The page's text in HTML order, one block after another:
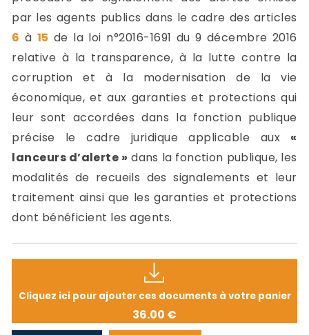
par les agents publics dans le cadre des articles
6 à 15 de la loi n°2016-1691 du 9 décembre 2016
relative à la transparence, à la lutte contre la
corruption et à la modernisation de la vie
économique, et aux garanties et protections qui
leur sont accordées dans la fonction publique
précise le cadre juridique applicable aux «
lanceurs d’alerte » dans la fonction publique, les
modalités de recueils des signalements et leur
traitement ainsi que les garanties et protections
dont bénéficient les agents.
Cliquez ici pour ajouter ces documents à votre panier
36.00 €